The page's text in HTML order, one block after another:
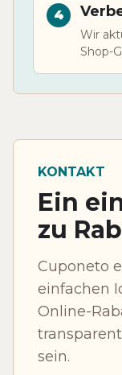
Wir
Shop-
KONTAKT
Ein
zu
Cuponeto
einfachen
Online-
sein.